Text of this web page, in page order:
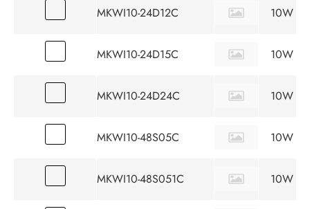
MKWI10-24D12C 10W
MKWI10-24D15C 10W
MKWI10-24D24C 10W
MKWI10-48S05C 10W
MKWI10-48S051C 10W